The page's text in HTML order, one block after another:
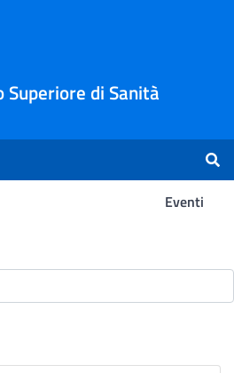
di Sanità
Eventi
Ricerca -